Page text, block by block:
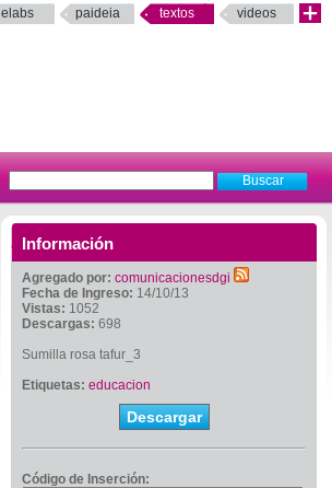
elabs paideia textos videos
Información
Agregado por: comunicacionesdgi
Fecha de Ingreso: 14/10/13
Vistas: 1052
Descargas: 698
Sumilla rosa tafur_3
Etiquetas: educacion
Descargar
Código de Inserción: